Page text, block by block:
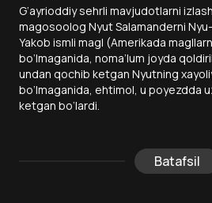
G‘ayrioddiy sehrli mavjudotlarni
magosoolog Nyut Salamanderni
Yakob ismli magl (Amerikada
bo‘lmaganida, noma’lum joyda
undan qochib ketgan Nyutning
bo‘lmaganida, ehtimol, u poyezdda
ketgan bo‘lardi.
Batafsil